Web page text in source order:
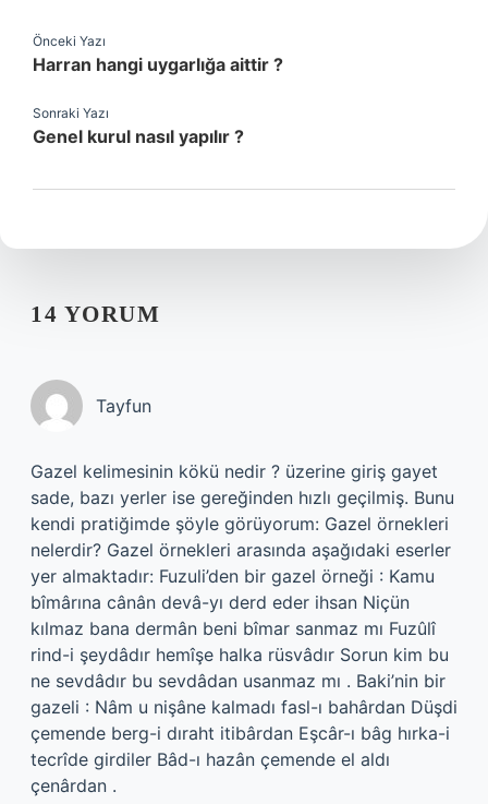
Önceki Yazı
Harran hangi uygarlığa aittir ?
Sonraki Yazı
Genel kurul nasıl yapılır ?
14 YORUM
Tayfun
Gazel kelimesinin kökü nedir ? üzerine giriş gayet
sade, bazı yerler ise gereğinden hızlı geçilmiş. Bunu
kendi pratiğimde şöyle görüyorum: Gazel örnekleri
nelerdir? Gazel örnekleri arasında aşağıdaki eserler
yer almaktadır: Fuzuli’den bir gazel örneği : Kamu
bîmârına cânân devâ-yı derd eder ihsan Niçün
kılmaz bana dermân beni bîmar sanmaz mı Fuzûlî
rind-i şeydâdır hemîşe halka rüsvâdır Sorun kim bu
ne sevdâdır bu sevdâdan usanmaz mı . Baki’nin bir
gazeli : Nâm u nişâne kalmadı fasl-ı bahârdan Düşdi
çemende berg-i dıraht itibârdan Eşcâr-ı bâg hırka-i
tecrîde girdiler Bâd-ı hazân çemende el aldı
çenârdan .